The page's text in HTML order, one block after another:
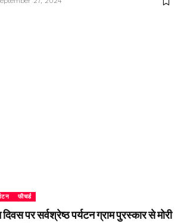
फीचर्ड
पर सर्वश्रेष्ठ पर्यटन ग्राम पुरस्कार से मोरी